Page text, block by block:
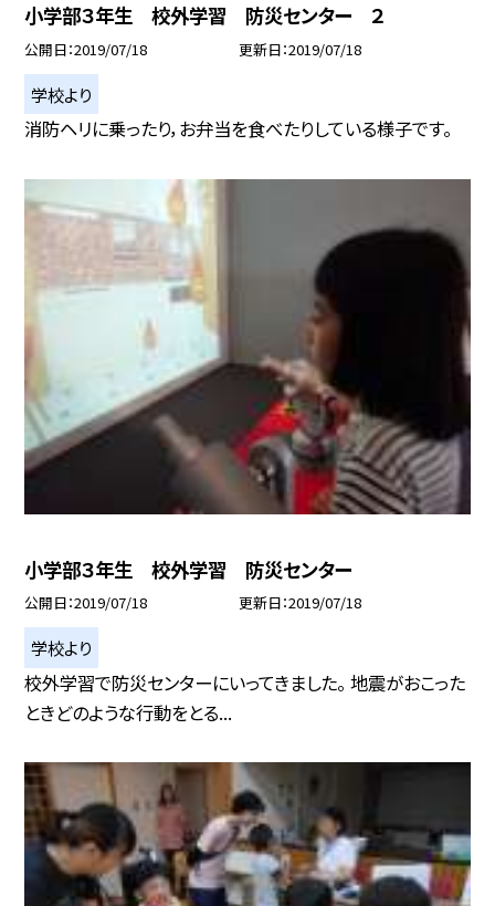
小学部３年生 校外学習 防災センター ２
公開日 2019/07/18 更新日 2019/07/18
学校より
消防ヘリに乗ったり，お弁当を食べたりしている様子です。
小学部３年生 校外学習 防災センター
公開日 2019/07/18 更新日 2019/07/18
学校より
校外学習で防災センターにいってきました。 地震がおこった
ときどのような行動をとる...